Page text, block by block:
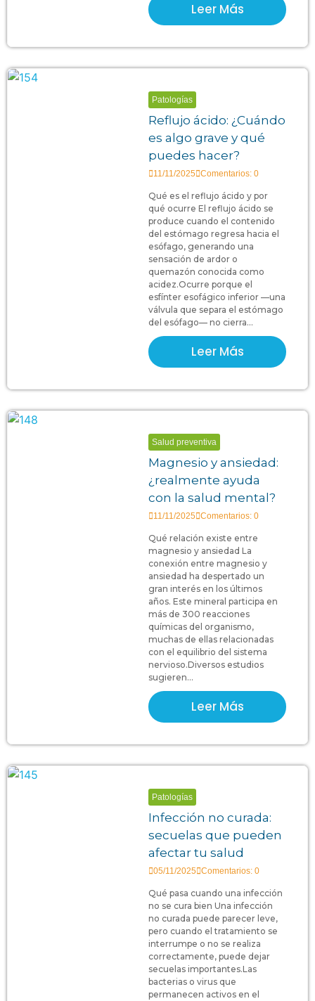
Leer Más
Patologías
Reflujo ácido: ¿Cuándo
es algo grave y qué
puedes hacer?
11/11/2025 Comentarios: 0
Qué es el reflujo ácido y por
qué ocurre El reflujo ácido se
produce cuando el contenido
del estómago regresa hacia el
esófago, generando una
sensación de ardor o
quemazón conocida como
acidez.Ocurre porque el
esfínter esofágico inferior —una
válvula que separa el estómago
del esófago— no cierra...
Leer Más
Salud preventiva
Magnesio y ansiedad:
¿realmente ayuda
con la salud mental?
11/11/2025 Comentarios: 0
Qué relación existe entre
magnesio y ansiedad La
conexión entre magnesio y
ansiedad ha despertado un
gran interés en los últimos
años. Este mineral participa en
más de 300 reacciones
químicas del organismo,
muchas de ellas relacionadas
con el equilibrio del sistema
nervioso.Diversos estudios
sugieren...
Leer Más
Patologías
Infección no curada:
secuelas que pueden
afectar tu salud
05/11/2025 Comentarios: 0
Qué pasa cuando una infección
no se cura bien Una infección
no curada puede parecer leve,
pero cuando el tratamiento se
interrumpe o no se realiza
correctamente, puede dejar
secuelas importantes.Las
bacterias o virus que
permanecen activos en el